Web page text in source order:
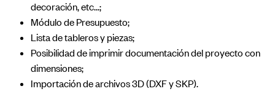
decoración, etc…;
Módulo de Presupuesto;
Lista de tableros y piezas;
Posibilidad de imprimir documentación del proyecto con
dimensiones;
Importación de archivos 3D (DXF y SKP).